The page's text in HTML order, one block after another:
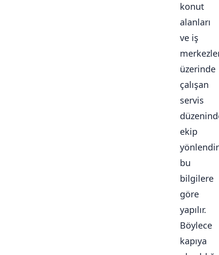
konut
alanları
ve iş
üzerinde
çalışan
servis
ekip
bu
bilgilere
göre
yapılır.
Böylece
kapıya